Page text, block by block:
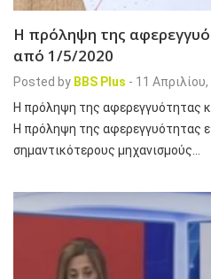
Η πρόληψη της
από 1/5/2020
Posted by BBS Plus - 11
Η πρόληψη της αφερεγγυότητας
Η πρόληψη της αφερεγγυότητας
σημαντικότερους μηχανισμούς…